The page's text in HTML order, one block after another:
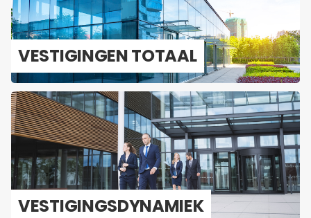
VES­TI­GIN­GEN TO­TAAL
VES­TI­GINGS­DY­NA­MIEK